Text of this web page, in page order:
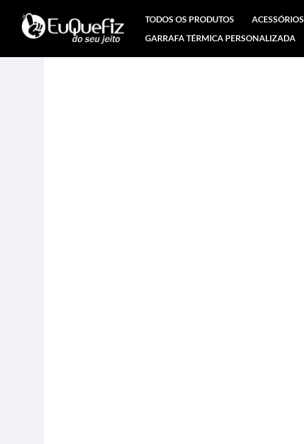
conteúdo
TODOS OS PRODUTOS ACESSÓRIOS
GARRAFA TÉRMICA PERSONALIZADA